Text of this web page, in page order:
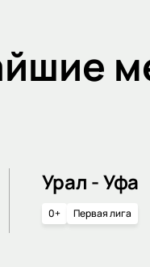
Урал - Уфа
0+ Первая лига